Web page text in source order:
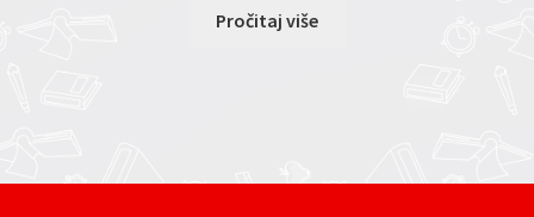
Pročitaj više